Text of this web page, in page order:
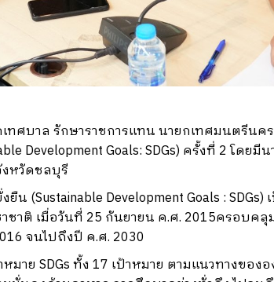
ทศบาล รักษาราชการแทน นายกเทศมนตรีน
Goals: SDGs) ครั้งที่ 2 โดย
หวัดชลบุรี
Development Goals : SDGs)
าติ เมื่อวันที่ 25 กันยายน ค.ศ. 2015ครอบคลุ
จนไปถึงปี ค.ศ. 2030
าย SDGs ทั้ง 17 เป้าหมาย ตามแนวทางขอ